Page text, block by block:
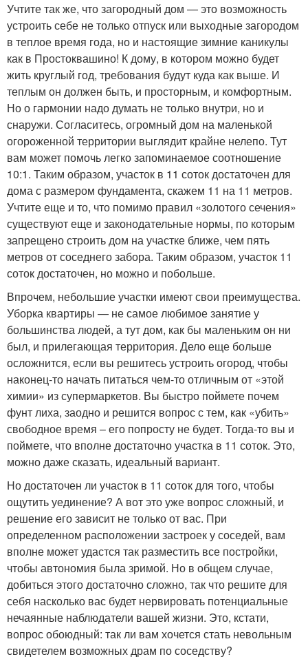
Учтите так же, что загородный дом — это возможность
устроить себе не только отпуск или выходные загородом
в теплое время года, но и настоящие зимние каникулы
как в Простоквашино! К дому, в котором можно будет
жить круглый год, требования будут куда как выше. И
теплым он должен быть, и просторным, и комфортным.
Но о гармонии надо думать не только внутри, но и
снаружи. Согласитесь, огромный дом на маленькой
огороженной территории выглядит крайне нелепо. Тут
вам может помочь легко запоминаемое соотношение
10:1. Таким образом, участок в 11 соток достаточен для
дома с размером фундамента, скажем 11 на 11 метров.
Учтите еще и то, что помимо правил «золотого сечения»
существуют еще и законодательные нормы, по которым
запрещено строить дом на участке ближе, чем пять
метров от соседнего забора. Таким образом, участок 11
соток достаточен, но можно и побольше.
Впрочем, небольшие участки имеют свои преимущества.
Уборка квартиры — не самое любимое занятие у
большинства людей, а тут дом, как бы маленьким он ни
был, и прилегающая территория. Дело еще больше
осложнится, если вы решитесь устроить огород, чтобы
наконец-то начать питаться чем-то отличным от «этой
химии» из супермаркетов. Вы быстро поймете почем
фунт лиха, заодно и решится вопрос с тем, как «убить»
свободное время – его попросту не будет. Тогда-то вы и
поймете, что вполне достаточно участка в 11 соток. Это,
можно даже сказать, идеальный вариант.
Но достаточен ли участок в 11 соток для того, чтобы
ощутить уединение? А вот это уже вопрос сложный, и
решение его зависит не только от вас. При
определенном расположении застроек у соседей, вам
вполне может удастся так разместить все постройки,
чтобы автономия была зримой. Но в общем случае,
добиться этого достаточно сложно, так что решите для
себя насколько вас будет нервировать потенциальные
нечаянные наблюдатели вашей жизни. Это, кстати,
вопрос обоюдный: так ли вам хочется стать невольным
свидетелем возможных драм по соседству?